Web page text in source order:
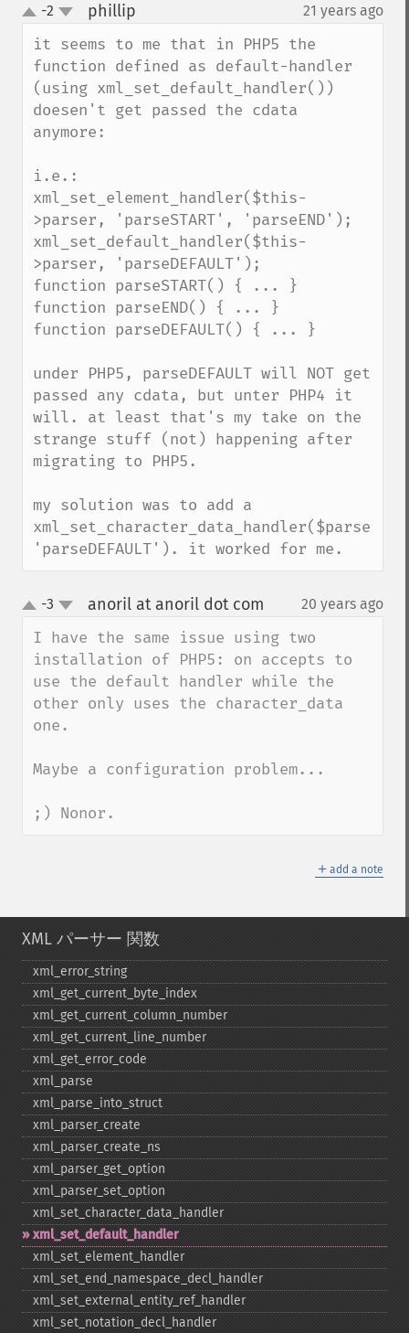
up
down
-2 phillip 21 years ago
it seems to me that in PHP5 the
function defined as default-handler
(using xml_set_default_handler())
doesen't get passed the cdata
anymore:
i.e.:
xml_set_element_handler($this-
>parser, 'parseSTART', 'parseEND');
xml_set_default_handler($this-
>parser, 'parseDEFAULT');
function parseSTART() { ... }
function parseEND() { ... }
function parseDEFAULT() { ... }
under PHP5, parseDEFAULT will NOT get
passed any cdata, but unter PHP4 it
will. at least that's my take on the
strange stuff (not) happening after
migrating to PHP5.
my solution was to add a
xml_set_character_data_handler($parser,
'parseDEFAULT'). it worked for me.
up-3 anoril at anoril dot com 20 years ago
I have the same issue using two
installation of PHP5: on accepts to
use the default handler while the
other only uses the character_data
one.
Maybe a configuration problem...
;) Nonor.
＋ add a note
XML パーサー 関数
xml_​error_​string
xml_​get_​current_​byte_​index
xml_​get_​current_​column_​number
xml_​get_​current_​line_​number
xml_​get_​error_​code
xml_​parse
xml_​parse_​into_​struct
xml_​parser_​create
xml_​parser_​create_​ns
xml_​parser_​get_​option
xml_​parser_​set_​option
xml_​set_​character_​data_​handler
xml_​set_​default_​handler
xml_​set_​element_​handler
xml_​set_​end_​namespace_​decl_​handler
xml_​set_​external_​entity_​ref_​handler
xml_​set_​notation_​decl_​handler